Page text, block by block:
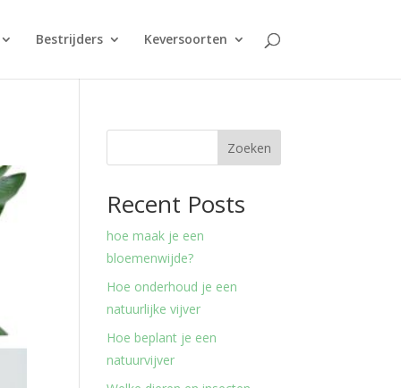
Bestrijders Keversoorten
Zoeken
Recent Posts
hoe maak je een
bloemenwijde?
Hoe onderhoud je een
natuurlijke vijver
Hoe beplant je een
natuurvijver